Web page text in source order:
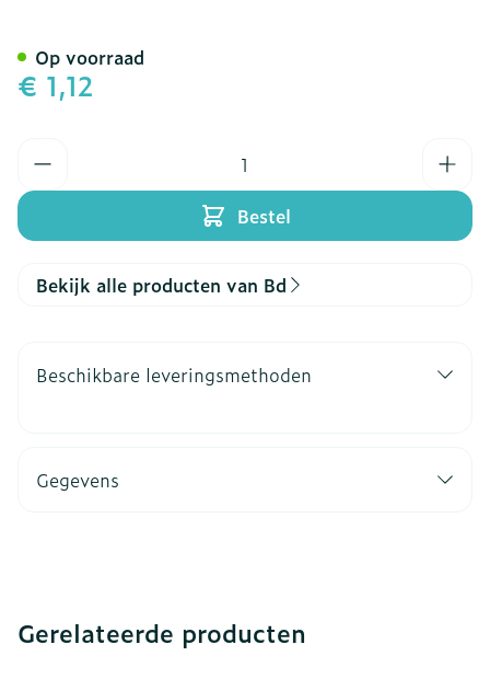
€ 1,12
Bestel
Op voorraad
Bekijk alle producten van Bd
Beschikbare leveringsmethoden
Gegevens
Gerelateerde producten